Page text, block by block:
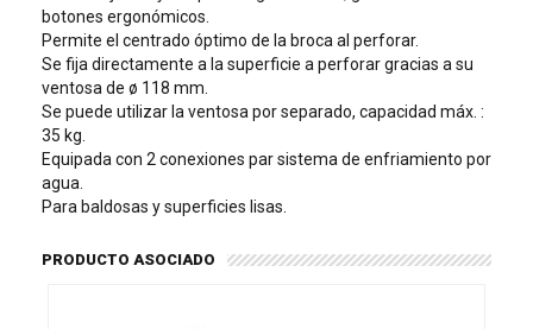
botones ergonómicos.
Permite el centrado óptimo de la broca al perforar.
Se fija directamente a la superficie a perforar gracias a su
ventosa de ø 118 mm.
Se puede utilizar la ventosa por separado, capacidad máx. :
35 kg.
Equipada con 2 conexiones par sistema de enfriamiento por
agua.
Para baldosas y superficies lisas.
PRODUCTO ASOCIADO